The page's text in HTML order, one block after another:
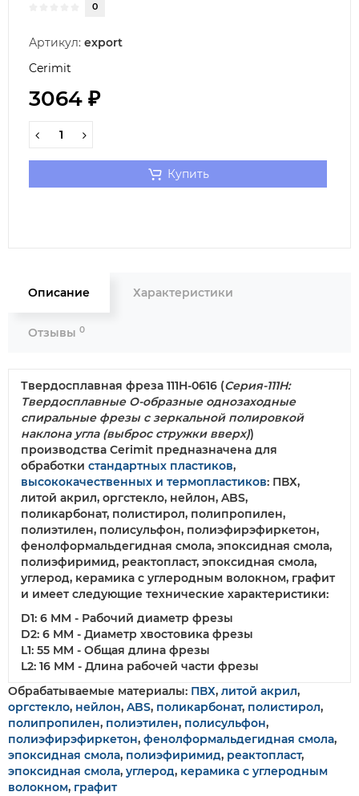
0
Артикул: export
Cerimit
3064 ₽
Купить
Описание Характеристики
Отзывы 0
Твердосплавная фреза 111H-0616 (Серия-111H:
Твердосплавные О-образные однозаходные
спиральные фрезы с зеркальной полировкой
наклона угла (выброс стружки вверх))
производства Cerimit предназначена для
обработки стандартных пластиков,
высококачественных и термопластиков: ПВХ,
литой акрил, оргстекло, нейлон, ABS,
поликарбонат, полистирол, полипропилен,
полиэтилен, полисульфон, полиэфирэфиркетон,
фенолформальдегидная смола, эпоксидная смола,
полиэфиримид, реактопласт, эпоксидная смола,
углерод, керамика с углеродным волокном, графит
и имеет следующие технические характеристики:
D1: 6 MM - Рабочий диаметр фрезы
D2: 6 MM - Диаметр хвостовика фрезы
L1: 55 MM - Общая длина фрезы
L2: 16 MM - Длина рабочей части фрезы
Обрабатываемые материалы: ПВХ, литой акрил,
оргстекло, нейлон, ABS, поликарбонат, полистирол,
полипропилен, полиэтилен, полисульфон,
полиэфирэфиркетон, фенолформальдегидная смола,
эпоксидная смола, полиэфиримид, реактопласт,
эпоксидная смола, углерод, керамика с углеродным
волокном, графит